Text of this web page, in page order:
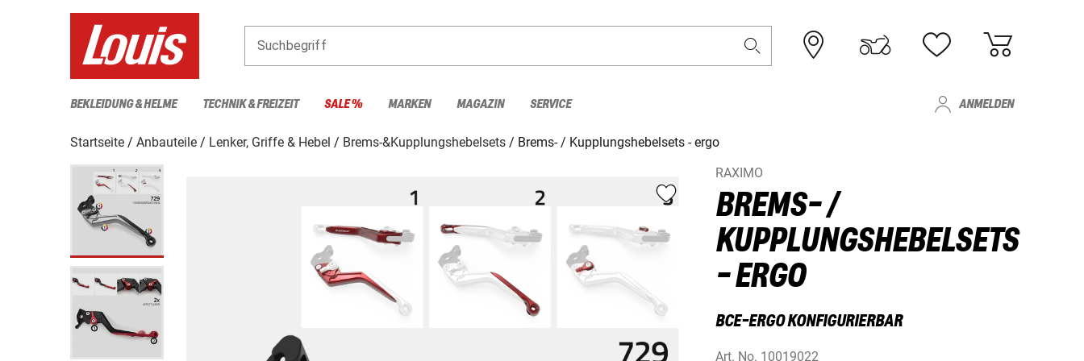
Suchbegriff
BEKLEIDUNG & HELME TECHNIK & FREIZEIT SALE % MARKEN MAGAZIN SERVICE ANMELDEN
Startseite Anbauteile Lenker, Griffe & Hebel Brems-&Kupplungshebelsets
Brems- / Kupplungshebelsets - ergo
RAXIMO
BREMS- /
KUPPLUNGSHEBELSETS
- ERGO
BCE-ERGO KONFIGURIERBAR
Art. No. 10019022